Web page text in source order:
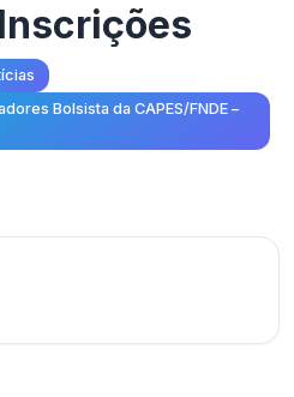
Bolsista da CAPES/FNDE –